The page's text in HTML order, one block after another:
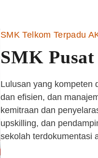
SMK Telkom Terpadu
SMK
Lulusan yang kompeten
dan efisien, dan
kemitraan dan
upskilling, dan
sekolah terdokumentasi